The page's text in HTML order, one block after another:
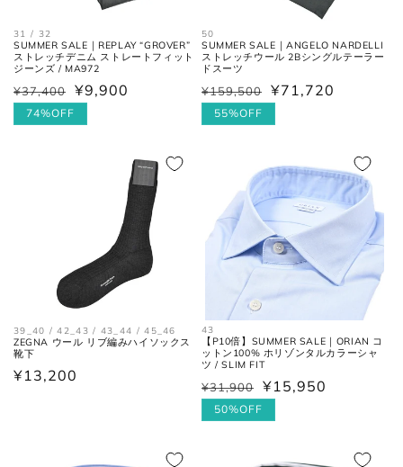
31 / 32
SUMMER SALE｜REPLAY “GROVER”
ストレッチデニム ストレートフィット
ジーンズ / MA972
通
常
¥37,400
セ
ー
¥9,900
74%OFF
50
SUMMER SALE｜ANGELO NARDELLI
ストレッチウール 2Bシングルテーラー
ドスーツ
通
常
¥159,500
セ
ー
¥71,720
55%OFF
39_40 / 42_43 / 43_44 / 45_46
ZEGNA ウール リブ編みハイソックス
靴下
通
¥13,200
43
【P10倍】SUMMER SALE｜ORIAN コ
ットン100% ホリゾンタルカラーシャ
ツ / SLIM FIT
通
常
¥31,900
セ
ー
¥15,950
50%OFF